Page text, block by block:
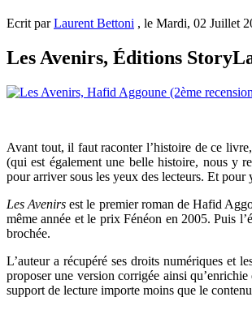
Ecrit parLaurent Bettoni , le Mardi, 02 Juillet
Les Avenirs, Éditions
Avant tout, il faut raconter l’histoire de ce
(qui est également une belle histoire, nous y
pour arriver sous les yeux des lecteurs. Et pour
Les Avenirsest le premier roman de Hafid
même année et le prix Fénéon en 2005. Puis
brochée.
L’auteur a récupéré ses droits numériques et
proposer une version corrigée ainsi
support de lecture importe moins que le